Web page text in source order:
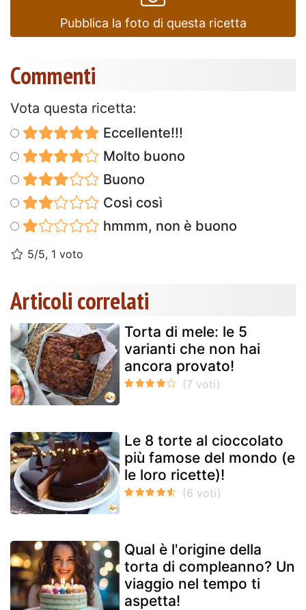
Pubblica la foto di questa ricetta
Commenti
Vota questa ricetta:
Eccellente!!!
Molto buono
Buono
Così così
hmmm, non è buono
5/5, 1 voto
Articoli correlati
Torta di mele: le 5
varianti che non hai
ancora provato!
Le 8 torte al cioccolato
più famose del mondo (e
le loro ricette)!
Qual è l'origine della
torta di compleanno? Un
viaggio nel tempo ti
aspetta!